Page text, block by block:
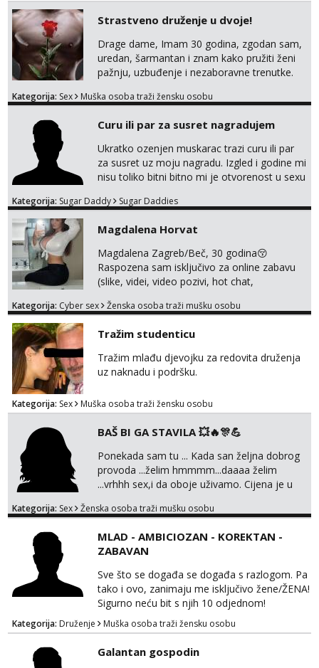
Strastveno druženje u dvoje!
Drage dame, Imam 30 godina, zgodan sam,
uredan, šarmantan i znam kako pružiti ženi
pažnju, uzbuđenje i nezaboravne trenutke.
snažnoj privlačnosti, strasti i noći ispunjenoj
Ako ti nedostaje dodir, poljupci, kemija i
muškarac koji će se potpuno posvetiti tvom
zadovoljstvu, možda smo upravo ono što
oboje t...
Kategorija: Sex Muška osoba traži žensku osobu
Curu ili par za susret nagradujem
Ukratko ozenjen muskarac trazi curu ili par
za susret uz moju nagradu. Izgled i godine mi
nisu toliko bitni bitno mi je otvorenost u sexu
jave na mail . Molim ako je moguce prvi mail
necete pozalit
Kategorija: Sugar Daddy Sugar Daddies
Magdalena Horvat
Magdalena Zagreb/Beč, 30 godina😚
Raspozena sam isključivo za online zabavu
(slike, videi, video pozivi, hot chat,
oglasu su MOJE❗ Instagram:
TELEGRAM: @MagdalenaMagy 👈
(ODGOVARAM JAKO BRZO TU I TU PISITE
AKO STE ZA ZABAVU)🔥 Moguće
verifkovanje prije zabave✅ JAVI MI SE I
Kategorija: Cyber sex Ženska osoba traži mušku osobu
Tražim studenticu
Tražim mlađu djevojku za redovita druženja
uz naknadu i podršku.
Kategorija: Sex Muška osoba traži žensku osobu
BAŠ BI GA STAVILA 💥🔥🎊💪
Ponekada sam tu ... Kada san željna dobrog
provoda ...želim hmmmm...daaaa želim
...vrhhh sex,i da oboje uživamo. Cijena je u
Procjeni jesi li ti taj .?! Ja bi jednog ali
guza ... Javi se 🔥Samo na mail.
Kategorija: Sex Ženska osoba traži mušku osobu
MLAD - AMBICIOZAN - KOREKTAN -
ZABAVAN
Sve što se događa se događa s razlogom. Pa
tako i ovo, zanimaju me isključivo žene/ŽENA!
Sigurno neću bit s njih 10 odjednom!
Kategorija: Druženje Muška osoba traži žensku osobu
Galantan gospodin